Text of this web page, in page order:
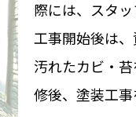
際には、スタ
工事開始後は
汚れたカビ・
修後、塗装工事